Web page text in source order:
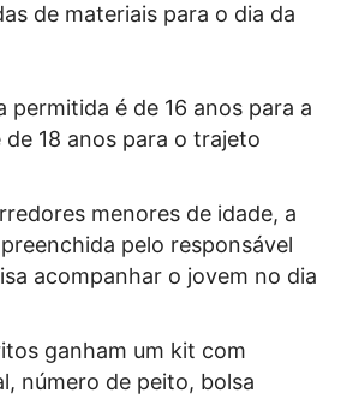
de materiais para o dia da
permitida é de 16 anos para a
18 anos para o trajeto
menores de idade, a
pelo responsável
acompanhar o jovem no dia
ganham um kit com
número de peito, bolsa